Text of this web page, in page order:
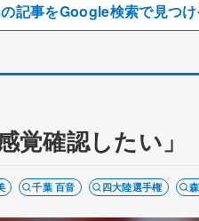
記事をGoogle検索で見つ
覚確認したい
千葉 百音 四大陸選手権